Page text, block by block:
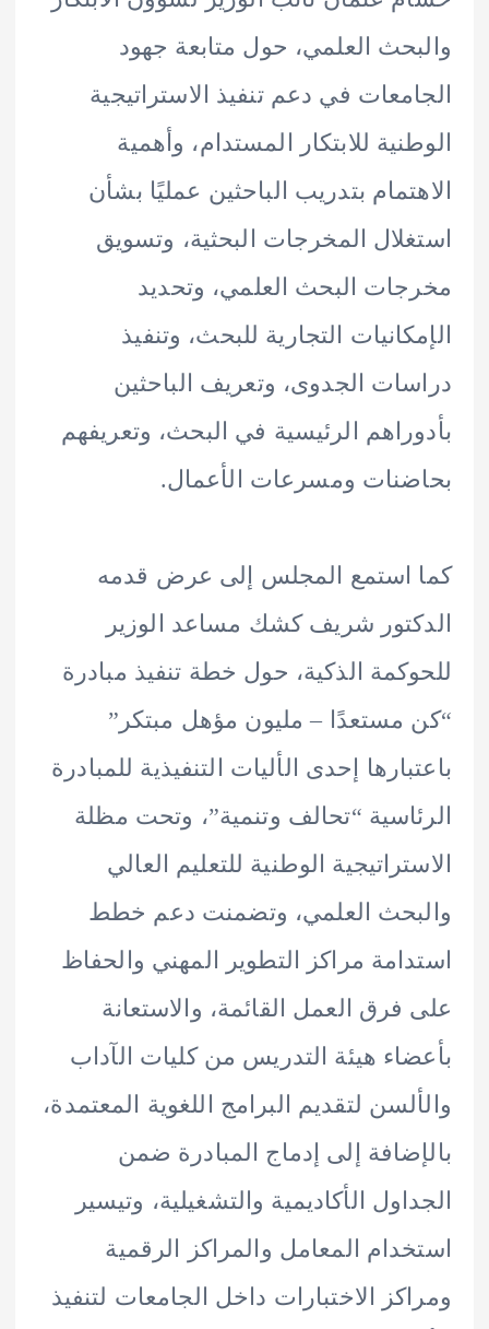
العلمي، حول متابعة جهود
في دعم تنفيذ الاستراتيجية
للابتكار المستدام، وأهمية
بتدريب الباحثين عمليًا بشأن
المخرجات البحثية، وتسويق
البحث العلمي، وتحديد
التجارية للبحث، وتنفيذ
الجدوى، وتعريف الباحثين
الرئيسية في البحث، وتعريفهم
ومسرعات الأعمال.
استمع المجلس إلى عرض قدمه
شريف كشك مساعد الوزير
الذكية، حول خطة تنفيذ مبادرة
مستعدًا – مليون مؤهل مبتكر”
إحدى الأليات التنفيذية للمبادرة
“تحالف وتنمية”، وتحت مظلة
الوطنية للتعليم العالي
العلمي، وتضمنت دعم خطط
مراكز التطوير المهني والحفاظ
العمل القائمة، والاستعانة
هيئة التدريس من كليات الآداب
لتقديم البرامج اللغوية المعتمدة،
إلى إدماج المبادرة ضمن
الأكاديمية والتشغيلية، وتيسير
المعامل والمراكز الرقمية
الاختبارات داخل الجامعات لتنفيذ